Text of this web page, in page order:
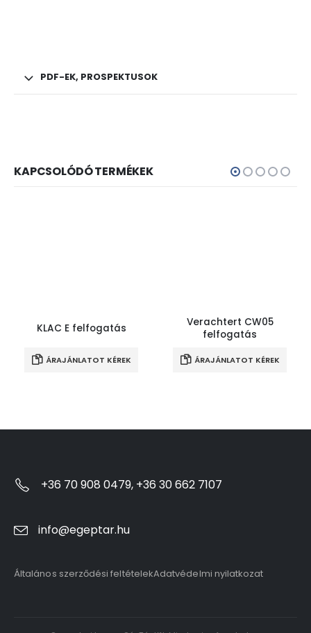
PDF-EK, PROSPEKTUSOK
KAPCSOLÓDÓ TERMÉKEK
KLAC E felfogatás
ÁRAJÁNLATOT KÉREK
Verachtert CW05
felfogatás
ÁRAJÁNLATOT KÉREK
+36 70 908 0479, +36 30 662 7107
info@egeptar.hu
Általános szerződési feltételekAdatvédelmi nyilatkozat